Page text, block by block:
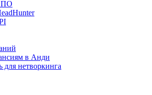
ПО
в Анди
для нетворкинга